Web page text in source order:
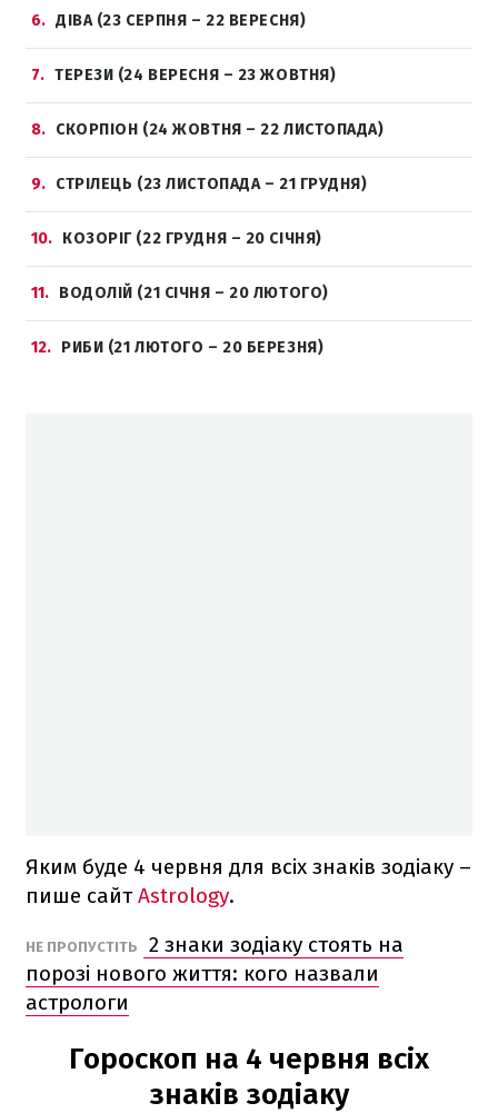
6 ДІВА (23 СЕРПНЯ – 22 ВЕРЕСНЯ)
7 ТЕРЕЗИ (24 ВЕРЕСНЯ – 23 ЖОВТНЯ)
8 СКОРПІОН (24 ЖОВТНЯ – 22 ЛИСТОПАДА)
9 СТРІЛЕЦЬ (23 ЛИСТОПАДА – 21 ГРУДНЯ)
10 КОЗОРІГ (22 ГРУДНЯ – 20 СІЧНЯ)
11 ВОДОЛІЙ (21 СІЧНЯ – 20 ЛЮТОГО)
12 РИБИ (21 ЛЮТОГО – 20 БЕРЕЗНЯ)
Яким буде 4 червня для всіх знаків зодіаку –
пише сайтAstrology.
НЕ ПРОПУСТІТЬ
2 знаки зодіаку стоять на
порозі нового життя: кого назвали
астрологи
Гороскоп на 4 червня всіх
знаків зодіаку